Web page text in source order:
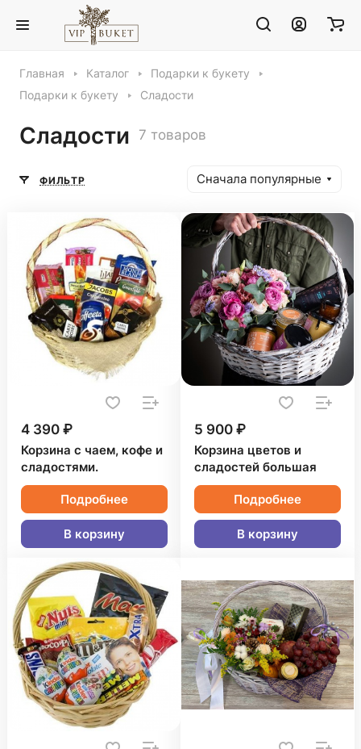
Главная Каталог
Подарки к букету
Подарки к букету
Сладости
Сладости 7 товаров
ФИЛЬТР Сначала популярные
4 390 ₽
Корзина с чаем, кофе и
сладостями.
Подробнее
В корзину
5 900 ₽
Корзина цветов и
сладостей большая
Подробнее
В корзину